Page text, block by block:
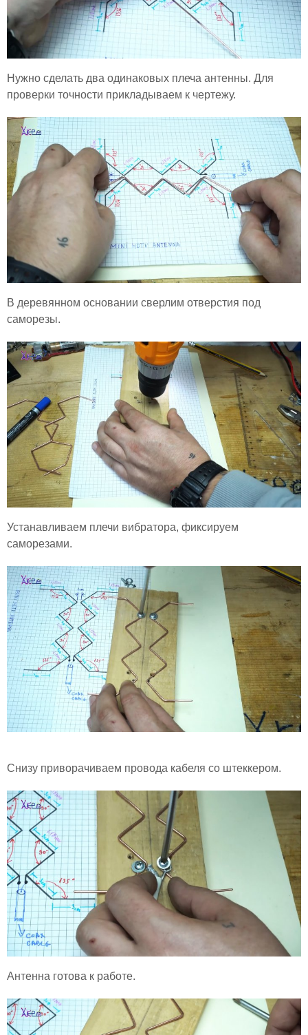
Нужно сделать два одинаковых плеча антенны. Для
проверки точности прикладываем к чертежу.
В деревянном основании сверлим отверстия под
саморезы.
Устанавливаем плечи вибратора, фиксируем
саморезами.
Снизу приворачиваем провода кабеля со штеккером.
Антенна готова к работе.